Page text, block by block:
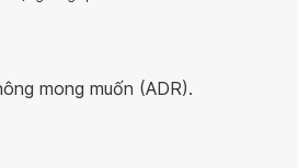
mong muốn (ADR).